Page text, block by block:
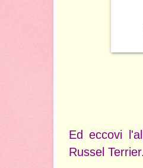
Ed eccovi
Russel Terrier.